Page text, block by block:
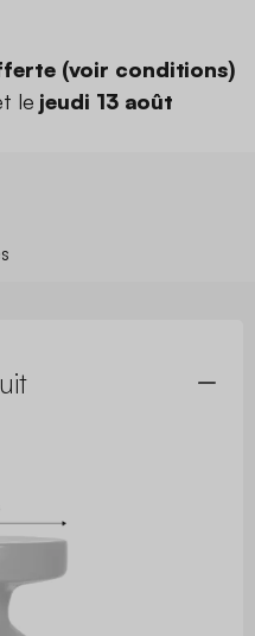
(voir conditions)
le jeudi 13 août